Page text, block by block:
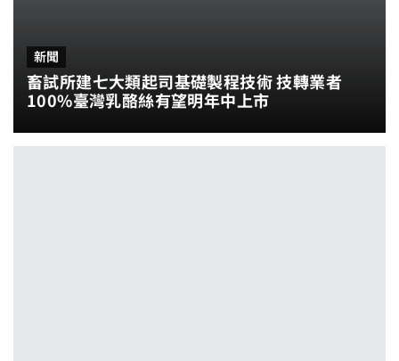
新聞
畜試所建七大類起司基礎製程技術 技轉業者
100%臺灣乳酪絲有望明年中上市